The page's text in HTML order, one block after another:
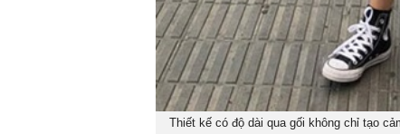
Thiết kế có độ dài qua gối không chỉ tạo